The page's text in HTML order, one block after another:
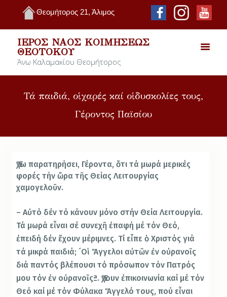
Θεομήτορος 21, Άλιμος
ΙΕΡΌΣ ΝΑΌΣ ΚΟΙΜΉΣΕΩΣ
ΘΕΟΤΌΚΟΥ
Άνω Καλαμακίου Θεομήτορος
Τά παιδιά, οἱ χαρές καί οἱ δυσκολίες τους,
Γέροντος Παϊσίου
Ἔχω παρατηρήσει, Γέροντα, ὅτι τά μωρά μερικές
φορές τήν ὥρα τῆς Θείας Λειτουργίας
χαμογελοῦν.
– Αὐτό δέν τό κάνουν μόνο στήν Θεία Λειτουργία.
Τά μωρά εἶναι σέ συνεχῆ ἐπαφή μέ τόν Θεό,
ἐπειδή δέν ἔχουν μέριμνες. Τί εἶπε ὁ Χριστός γιά
τά μικρά παιδιά; ´Οἱ Ἄγγελοι αὐτῶν ἐν οὐρανοῖς
διά παντός βλέπουσι τό πρόσωπον τόν Πατρός
μου τόν ἐν οὐρανοῖςª. Ἔχουν ἐπικοινωνία καί μέ τόν
Θεό καί μέ τόν Φύλακα Ἄγγελό τους, πού εἶναι